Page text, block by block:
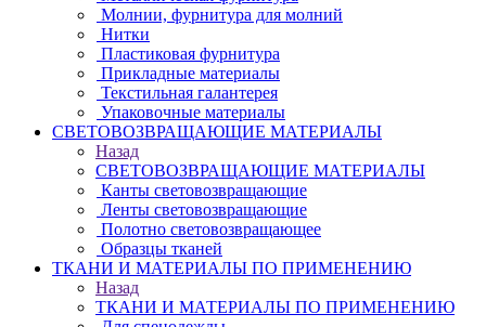
Молнии, фурнитура для молний
Нитки
Пластиковая фурнитура
Прикладные материалы
Текстильная галантерея
Упаковочные материалы
СВЕТОВОЗВРАЩАЮЩИЕ МАТЕРИАЛЫ
Назад
СВЕТОВОЗВРАЩАЮЩИЕ МАТЕРИАЛЫ
Канты световозвращающие
Ленты световозвращающие
Полотно световозвращающее
Образцы тканей
ТКАНИ И МАТЕРИАЛЫ ПО ПРИМЕНЕНИЮ
Назад
ТКАНИ И МАТЕРИАЛЫ ПО ПРИМЕНЕНИЮ